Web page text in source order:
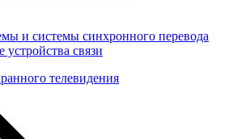
и системы синхронного перевода
связи
телевидения